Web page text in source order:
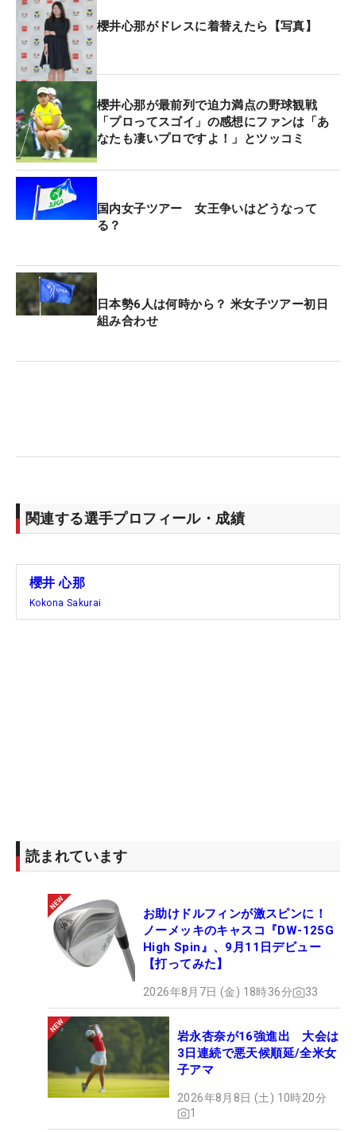
勝目を挙げた。コースは北海道から岐阜に変わり、
「去年は去年、今は今。きょう初めて回ったコース
でディフェンディングチャンピオンという感じはし
ない」と話したが、ゲンのいい大会で浮上のきっか
けをつかみたいところだ。
優勝争いした7月の「ミネベアミツミレディス」で
今季初の一桁順位となる2位に入ったが、その後は
44位→予選落ち→予選落ち→44位と低迷が続いてい
る。そして、全英での悪夢のような予選落ち。それ
でも、「大丈夫です。回復なのかな。何も考えてい
た。
ルーキーイヤーだった昨年はシーズン4勝を挙げて
櫻井心那がドレスに着替えたら【写真】
櫻井心那が最前列で迫力満点の野球観戦
「プロってスゴイ」の感想にファンは「あ
なたも凄いプロですよ！」とツッコミ
国内女子ツアー 女王争いはどうなって
る？
日本勢6人は何時から？ 米女子ツアー初日
組み合わせ
関連する選手プロフィール・成績
櫻井 心那
Kokona Sakurai
読まれています
お助けドルフィンが激スピンに！
ノーメッキのキャスコ『DW-125G
High Spin』、9月11日デビュー
【打ってみた】
2026年8月7日 (金) 18時36分 33
岩永杏奈が16強進出 大会は
3日連続で悪天候順延/全米女
子アマ
2026年8月8日 (土) 10時20分
1